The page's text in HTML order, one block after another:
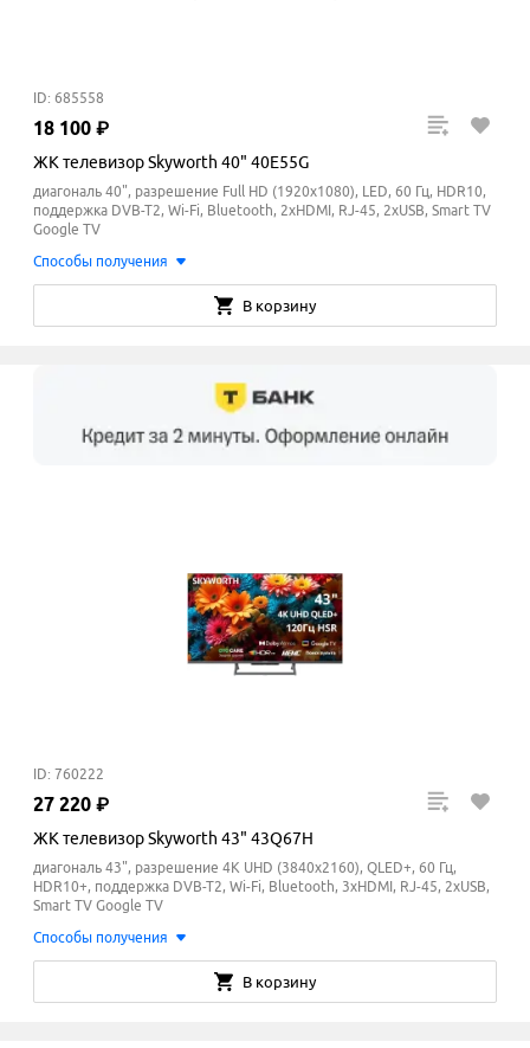
ID: 685558
18 100 ₽
ЖК телевизор Skyworth 40" 40E55G
диагональ 40", разрешение Full HD (1920x1080), LED, 60 Гц, HDR10,
поддержка DVB-T2, Wi-Fi, Bluetooth, 2xHDMI, RJ-45, 2xUSB, Smart TV
Google TV
Способы получения
В корзину
ID: 760222
27 220 ₽
ЖК телевизор Skyworth 43" 43Q67H
диагональ 43", разрешение 4K UHD (3840x2160), QLED+, 60 Гц,
HDR10+, поддержка DVB-T2, Wi-Fi, Bluetooth, 3xHDMI, RJ-45, 2xUSB,
Smart TV Google TV
Способы получения
В корзину